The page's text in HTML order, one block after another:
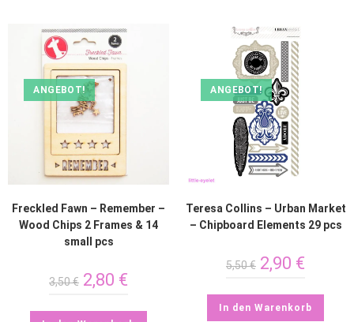
ANGEBOT!
Freckled Fawn – Remember –
Wood Chips 2 Frames & 14
small pcs
3,50€ 2,80 €
ANGEBOT!
Teresa Collins – Urban Market
– Chipboard Elements 29 pcs
5,50€ 2,90 €
In den Warenkorb